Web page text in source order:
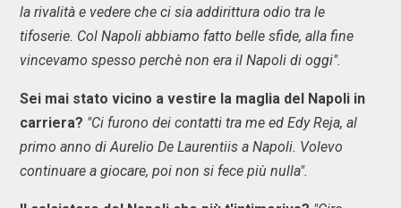
la rivalità e vedere che ci sia addirittura odio tra le
tifoserie. Col Napoli abbiamo fatto belle sfide, alla fine
vincevamo spesso perchè non era il Napoli di oggi".
Sei mai stato vicino a vestire la maglia del Napoli in
carriera? "Ci furono dei contatti tra me ed Edy Reja, al
primo anno di Aurelio De Laurentiis a Napoli. Volevo
continuare a giocare, poi non si fece più nulla".